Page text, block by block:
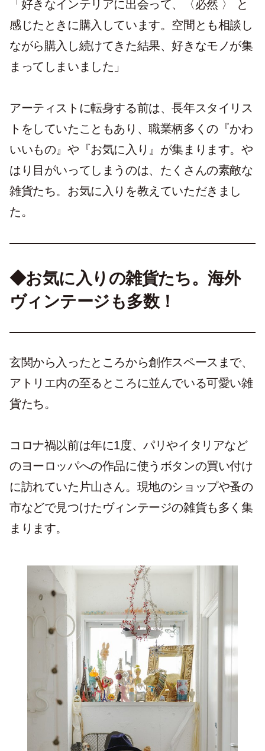
「好きなインテリアに出会って、〈必然 〉 と
感じたときに購入しています。空間とも相談し
ながら購入し続けてきた結果、好きなモノが集
まってしまいました」
アーティストに転身する前は、長年スタイリス
トをしていたこともあり、職業柄多くの『かわ
いいもの』や『お気に入り』が集まります。や
はり目がいってしまうのは、たくさんの素敵な
雑貨たち。お気に入りを教えていただきまし
た。
◆お気に入りの雑貨たち。海外
ヴィンテージも多数！
玄関から入ったところから創作スペースまで、
アトリエ内の至るところに並んでいる可愛い雑
貨たち。
コロナ禍以前は年に1度、パリやイタリアなど
のヨーロッパへの作品に使うボタンの買い付け
に訪れていた片山さん。現地のショップや蚤の
市などで見つけたヴィンテージの雑貨も多く集
まります。